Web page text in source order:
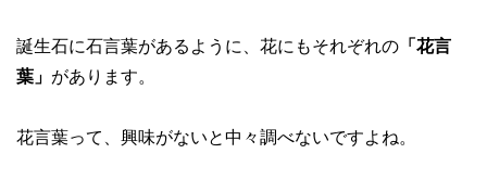
誕生石に石言葉があるように、花にもそれぞれの 「花言
葉」 があります。
花言葉って、興味がないと中々調べないですよね。